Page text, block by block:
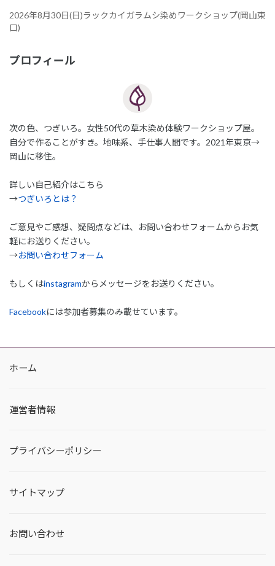
2026年8月30日(日)ラックカイガラムシ染めワークショップ(岡山東
口)
プロフィール
次の色、つぎいろ。女性50代の草木染め体験ワークショップ屋。
自分で作ることがすき。地味系、手仕事人間です。2021年東京→
岡山に移住。
詳しい自己紹介はこちら
→つぎいろとは？
ご意見やご感想、疑問点などは、お問い合わせフォームからお気
軽にお送りください。
→お問い合わせフォーム
もしくはinstagramからメッセージをお送りください。
Facebookには参加者募集のみ載せています。
ホーム
運営者情報
プライバシーポリシー
サイトマップ
お問い合わせ